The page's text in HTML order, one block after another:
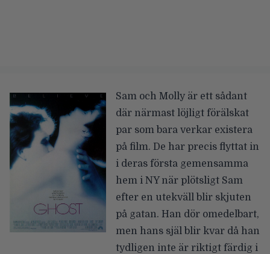
Sam och Molly är ett sådant
där närmast löjligt förälskat
par som bara verkar existera
på film. De har precis flyttat in
i deras första gemensamma
hem i NY när plötsligt Sam
efter en utekväll blir skjuten
på gatan. Han dör omedelbart,
men hans själ blir kvar då han
tydligen inte är riktigt färdig i